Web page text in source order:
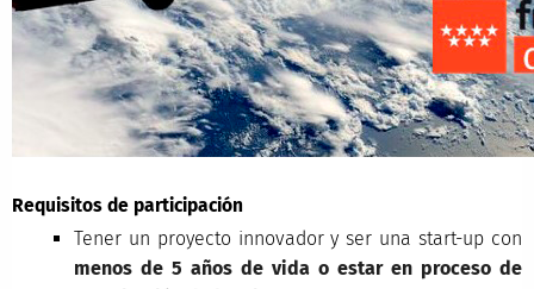
Requisitos de participación
Tener un proyecto innovador y ser una start-up con
menos de 5 años de vida o estar en proceso de